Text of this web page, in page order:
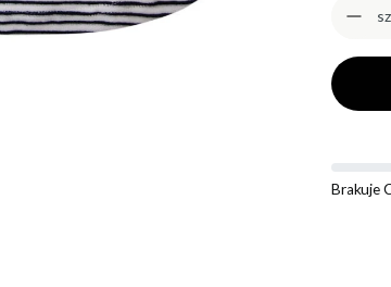
Brakuje